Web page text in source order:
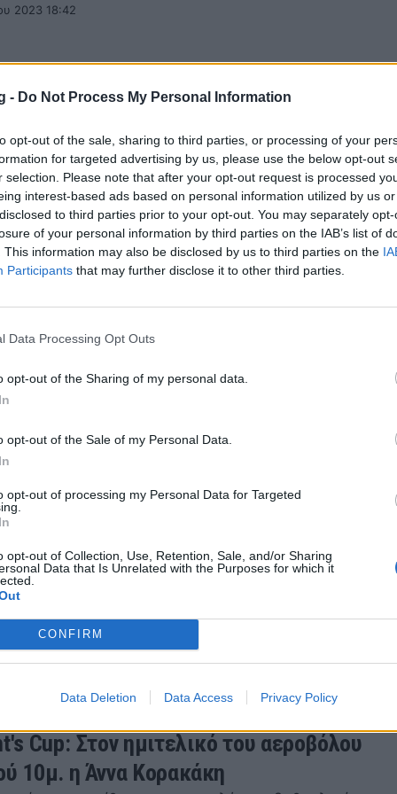
- Do Not Process My Personal Information
opt-out of the sale, sharing to third parties, or processing of your
for targeted advertising by us, please use the below opt-out
selection. Please note that after your opt-out request is processed
interest-based ads based on personal information utilized by us
to third parties prior to your opt-out. You may separately
of your personal information by third parties on the IAB’s list of
This information may also be disclosed by us to third parties on the
Participants that may further disclose it to other third parties.
Data Processing Opt Outs
opt-out of the Sharing of my personal data.
opt-out of the Sale of my Personal Data.
opt-out of processing my Personal Data for Targeted
opt-out of Collection, Use, Retention, Sale, and/or Sharing
Data that Is Unrelated with the Purposes for which it
CONFIRM
Data Deletion Data Access Privacy Policy
2023 18:42
αθλητισμό
που έλαμψαν στον ελληνικό αθλητισμό μέσα στο
2022 22:30
η Άννα Κορακάκη στο Κάιρο
Cup, ενώ έχει μπροστά της και τον τελικό
Στον τελικό του Sport η Άννα
Κύπελλο ISSF 2022
τις εξαιρετικές εμφανίσεις η Άννα Κορακάκη, η οποία
Κύπελλο του…
Cup: Στον ημιτελικό του αεροβόλου
10μ. η Άννα Κορακάκη